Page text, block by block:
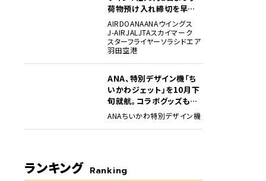
荷物預け入れ締切を早期
化・厳格化。定時性確保に
向け
AIRDOANAANAウイングス
J-AIRJAL JTAスカイマーク
スターフライヤーソラシドエア
羽田空港
ANA、特別デザイン機「ち
いかわジェット」を10月下
旬就航。コラボグッズも展
開
ANAちいかわ特別デザイン機
ランキング Ranking